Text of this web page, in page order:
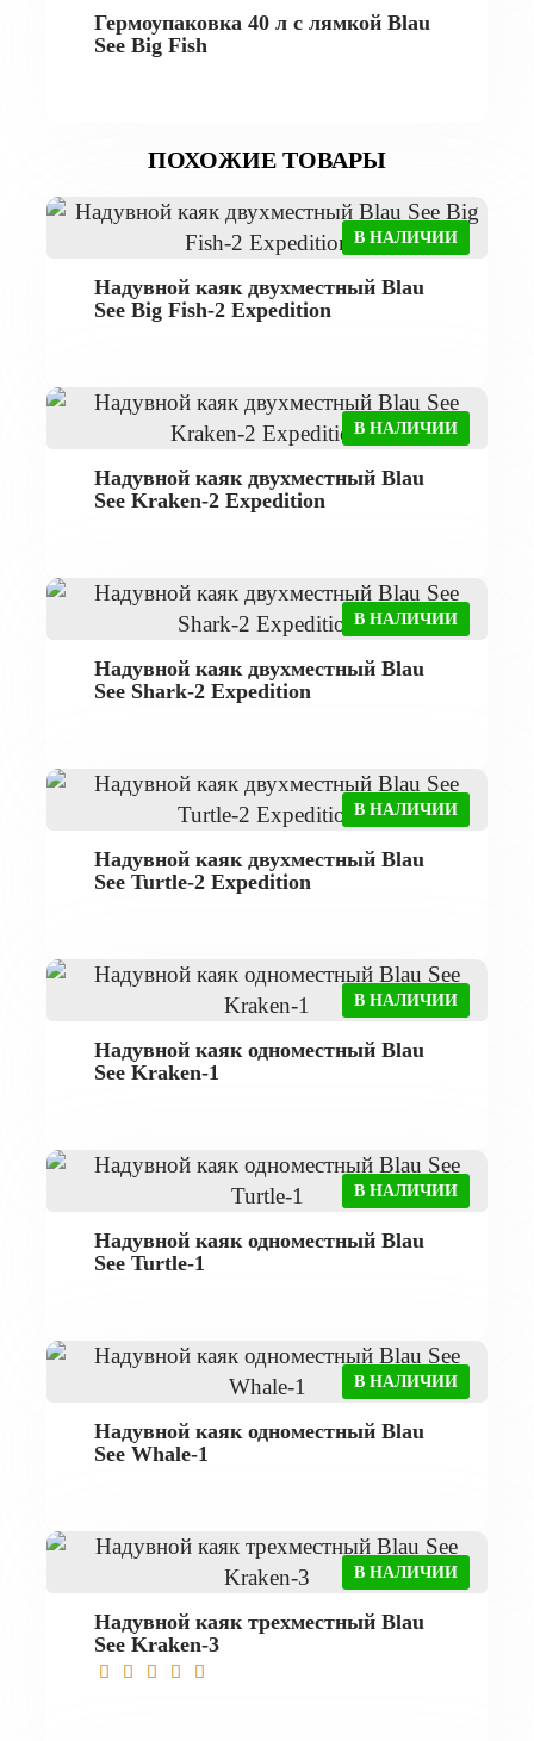
Гермоупаковка 40 л с лямкой Blau
See Big Fish
ПОХОЖИЕ ТОВАРЫ
В НАЛИЧИИ
Надувной каяк двухместный Blau
See Big Fish-2 Expedition
В НАЛИЧИИ
Надувной каяк двухместный Blau
See Kraken-2 Expedition
В НАЛИЧИИ
Надувной каяк двухместный Blau
See Shark-2 Expedition
В НАЛИЧИИ
Надувной каяк двухместный Blau
See Turtle-2 Expedition
В НАЛИЧИИ
Надувной каяк одноместный Blau
See Kraken-1
В НАЛИЧИИ
Надувной каяк одноместный Blau
See Turtle-1
В НАЛИЧИИ
Надувной каяк одноместный Blau
See Whale-1
В НАЛИЧИИ
Надувной каяк трехместный Blau
See Kraken-3